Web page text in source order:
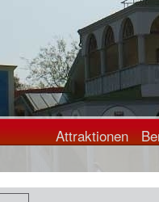
sich vom
Attraktionen